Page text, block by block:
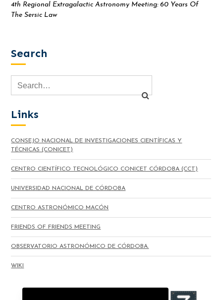
4th Regional Extragalactic Astronomy Meeting: 60 Years Of
The Sersic Law
Search
Links
CONSEJO NACIONAL DE INVESTIGACIONES CIENTÍFICAS Y
TÉCNICAS (CONICET)
CENTRO CIENTÍFICO TECNOLÓGICO CONICET CÓRDOBA (CCT)
UNIVERSIDAD NACIONAL DE CÓRDOBA
CENTRO ASTRONÓMICO MACÓN
FRIENDS OF FRIENDS MEETING
OBSERVATORIO ASTRONÓMICO DE CÓRDOBA.
WIKI